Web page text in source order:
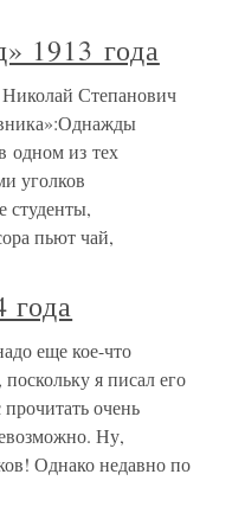
1913 года
Степанович
одном из тех
уголков
студенты,
пьют чай,
еще кое-что
я писал его
очень
Ну,
Однако недавно по